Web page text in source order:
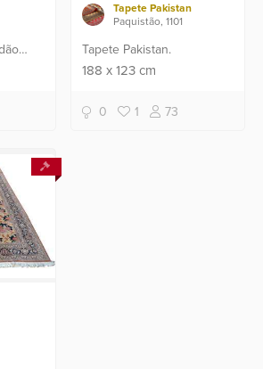
Tapete Pakistan
Paquistão, 1101
Tapete Pakistan.
188 x123 cm
0 1 73